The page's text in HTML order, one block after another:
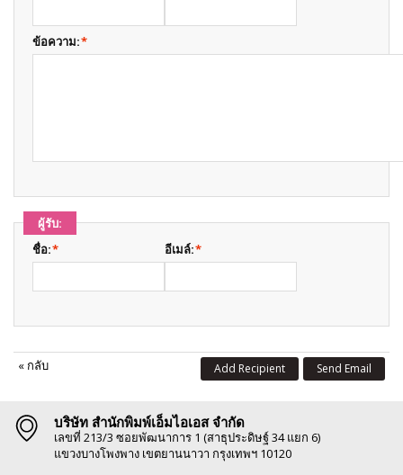
*
ข้อความ:
ผู้รับ:
*
ชื่อ: *
อีเมล์:
« กลับ Send Email
Add Recipient
บริษัท สำนักพิมพ์เอ็มไอเอส จำกัด
เลขที่ 213/3 ซอยพัฒนาการ 1 (สาธุประดิษฐ์ 34 แยก 6)
แขวงบางโพงพาง เขตยานนาวา กรุงเทพฯ 10120